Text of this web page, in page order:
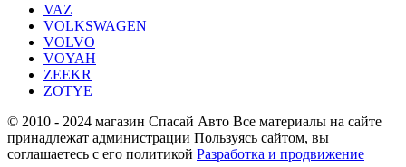
VAZ
VOLKSWAGEN
VOLVO
VOYAH
ZEEKR
ZOTYE
© 2010 - 2024 магазин Спасай Авто Все материалы на сайте
принадлежат администрации Пользуясь сайтом, вы
соглашаетесь с его политикой Разработка и продвижение